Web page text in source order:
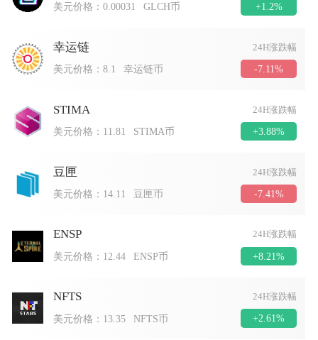
美元价格：0.00031 GLCH币 +1.2%
幸运链 24H涨跌幅
美元价格：8.1 幸运链币 -7.11%
STIMA 24H涨跌幅
美元价格： 11.81 STIMA币 +3.88%
豆匣 24H涨跌幅
美元价格： 14.11 豆匣币 -7.41%
ENSP 24H涨跌幅
美元价格： 12.44 ENSP币 +8.21%
NFTS 24H涨跌幅
美元价格： 13.35 NFTS币 +2.61%